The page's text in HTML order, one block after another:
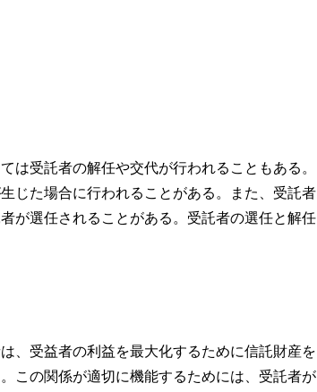
は受託者の解任や交代が行われることもある。
じた場合に行われることがある。また、受託者
が選任されることがある。受託者の選任と解任
、受益者の利益を最大化するために信託財産を
この関係が適切に機能するためには、受託者が